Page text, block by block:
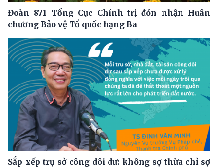
Đoàn 871 Tổng Cục Chính trị đón nhận Huân
chương Bảo vệ Tổ quốc hạng Ba
Sắp xếp trụ sở công dôi dư: không sợ thừa chỉ sợ